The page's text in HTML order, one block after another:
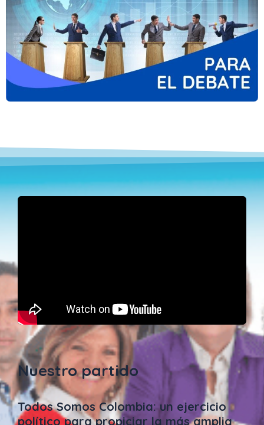
Nuestro partido
Todos Somos Colombia: un ejercicio
político para propiciar la más amplia